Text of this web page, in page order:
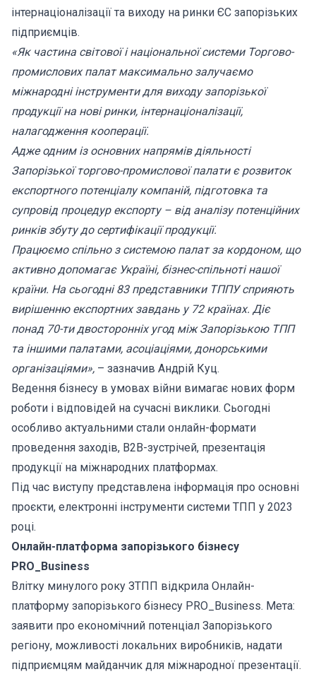
інтернаціоналізації та виходу на ринки ЄС запорізьких
підприємців.
«Як частина світової і національної системи Торгово-
промислових палат максимально залучаємо
міжнародні інструменти для виходу запорізької
продукції на нові ринки, інтернаціоналізації,
налагодження кооперації.
Адже одним із основних напрямів діяльності
Запорізької торгово-промислової палати є розвиток
експортного потенціалу компаній, підготовка та
супровід процедур експорту – від аналізу потенційних
ринків збуту до сертифікації продукції.
Працюємо спільно з системою палат за кордоном, що
активно допомагає Україні, бізнес-спільноті нашої
країни. На сьогодні 83 представники ТППУ сприяють
вирішенню експортних завдань у 72 країнах. Діє
понад 70-ти двосторонніх угод між Запорізькою ТПП
та іншими палатами, асоціаціями, донорськими
організаціями», – зазначив Андрій Куц.
Ведення бізнесу в умовах війни вимагає нових форм
роботи і відповідей на сучасні виклики. Сьогодні
особливо актуальними стали онлайн-формати
проведення заходів, В2В-зустрічей, презентація
продукції на міжнародних платформах.
Під час виступу представлена інформація про основні
проєкти, електронні інструменти системи ТПП у 2023
році.
Онлайн-платформа запорізького бізнесу
PRO_Business
Влітку минулого року ЗТПП відкрила Онлайн-
платформу запорізького бізнесу PRO_Business. Мета:
заявити про економічний потенціал Запорізького
регіону, можливості локальних виробників, надати
підприємцям майданчик для міжнародної презентації.